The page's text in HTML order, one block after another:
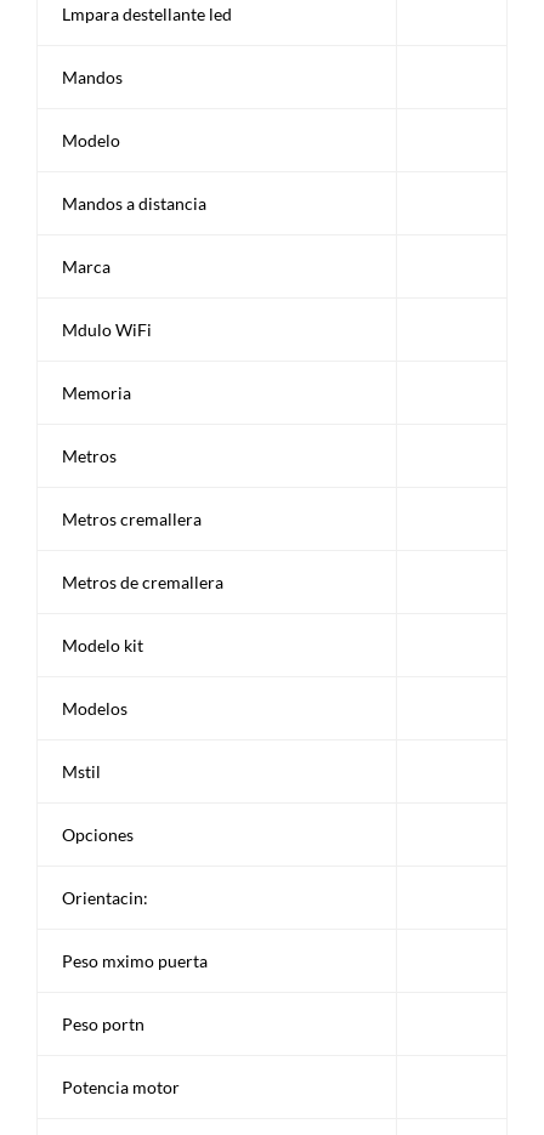
Lmpara destellante led
Mandos
Modelo
Mandos a distancia
Marca
Mdulo WiFi
Memoria
Metros
Metros cremallera
Metros de cremallera
Modelo kit
Modelos
Mstil
Opciones
Orientacin:
Peso mximo puerta
Peso portn
Potencia motor